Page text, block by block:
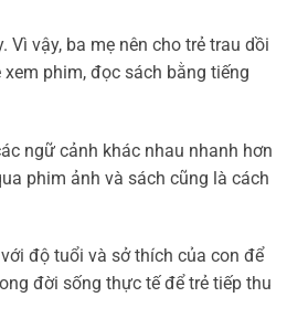
vậy, ba mẹ nên cho trẻ trau dồi
phim, đọc sách bằng tiếng
ngữ cảnh khác nhau nhanh hơn
phim ảnh và sách cũng là cách
độ tuổi và sở thích của con để
đời sống thực tế để trẻ tiếp thu